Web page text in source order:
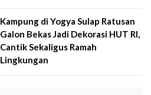
Kampung di Yogya Sulap Ratusan
Galon Bekas Jadi Dekorasi HUT RI,
Cantik Sekaligus Ramah
Lingkungan